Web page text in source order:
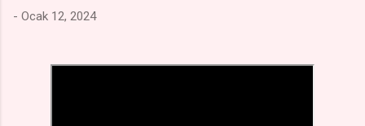
- Ocak 12, 2024